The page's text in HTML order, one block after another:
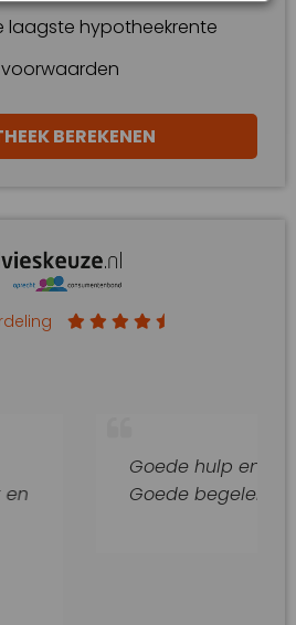
laagste hypotheekrente
BEREKENEN
Goede hulp en adviezen.
Goede begeleiding van dit